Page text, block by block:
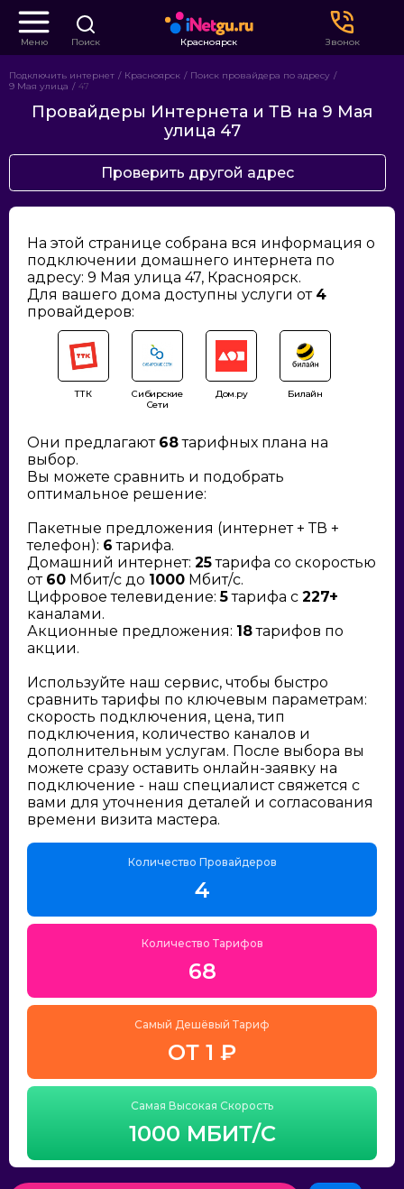
Меню Поиск Красноярск Звонок
Подключить интернет Красноярск
Поиск провайдера по адресу
9 Мая улица
47
Провайдеры Интернета и ТВ на 9 Мая
улица 47
Проверить другой адрес
На этой странице собрана вся информация о
подключении домашнего интернета по
адресу: 9 Мая улица 47, Красноярск.
Для вашего дома доступны услуги от 4
провайдеров:
ТТК
Сибирские
Сети
Дом.ру Билайн
Они предлагают 68тарифных плана на
выбор.
Вы можете сравнить и подобрать
оптимальное решение:
Пакетные предложения (интернет + ТВ +
телефон): 6 тарифа.
Домашний интернет: 25тарифа со скоростью
от 60 Мбит/с до 1000 Мбит/с.
Цифровое телевидение:5тарифа с 227+
каналами.
Акционные предложения: 18тарифов по
акции.
Используйте наш сервис, чтобы быстро
сравнить тарифы по ключевым параметрам:
скорость подключения, цена, тип
подключения, количество каналов и
дополнительным услугам. После выбора вы
можете сразу оставить онлайн-заявку на
подключение - наш специалист свяжется с
вами для уточнения деталей и согласования
времени визита мастера.
Количество Провайдеров
4
Количество Тарифов
68
Самый Дешёвый Тариф
ОТ 1 ₽
Самая Высокая Скорость
1000 МБИТ/С